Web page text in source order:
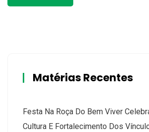
Matérias Recentes
Festa Na Roça Do Bem Viver
Cultura E Fortalecimento Dos